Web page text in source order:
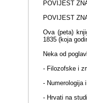
POVIJEST
POVIJEST
Ova (peta)
1835 (koja
Neka od
- Filozofske i
- Numerologija
- Hrvati na